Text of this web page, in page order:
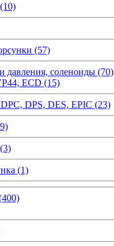
(57)
давления, соленоиды (70)
ECD (15)
DPS, DES, EPIC (23)
(1)